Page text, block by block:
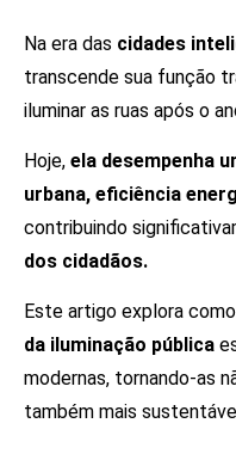
Na era das cidades
transcende sua função
iluminar as ruas após o
Hoje, ela desempenha
urbana, eficiência
contribuindo
dos cidadãos.
Este artigo explora
da iluminação pública
modernas, tornando-as
também mais